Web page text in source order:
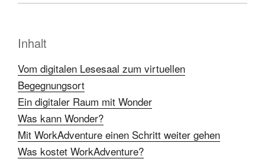
Inhalt
Vom digitalen Lesesaal zum virtuellen
Begegnungsort
Ein digitaler Raum mit Wonder
Was kann Wonder?
Mit WorkAdventure einen Schritt weiter gehen
Was kostet WorkAdventure?